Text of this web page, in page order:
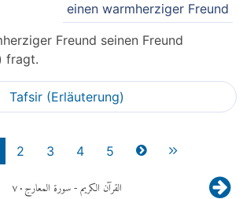
einen warmherziger Freund
Freund seinen Freund
fragt.
Tafsir (Erläuterung)
2 3 4 5
القرآن الكريم- سورة المعارج٧٠